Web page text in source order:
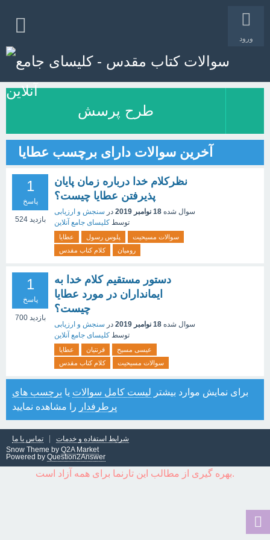
ورود
طرح پرسش
آخرین سوالات دارای برچسب عطایا
1
پاسخ
524 بازدید
نظرکلام خدا درباره زمان پایان
پذیرفتن عطایا چیست؟
سوال شده 18 نوامبر 2019 در سنجش و ارزیابی
توسط کلیسای جامع آنلاین
عطایا پلوس رسول
سوالات مسیحیت
کلام کتاب مقدس
رومیان
1
پاسخ
700 بازدید
دستور مستقیم کلام خدا به
ایمانداران در مورد عطایا
چیست؟
سوال شده 18 نوامبر 2019 در سنجش و ارزیابی
توسط کلیسای جامع آنلاین
عطایا قرنتیان
عیسی مسیح
کلام کتاب مقدس
سوالات مسیحیت
برای نمایش موارد بیشتر لیست کامل سوالات یا برچسب های
پرطرفدار را مشاهده نمایید
تماس با ما
شرایط استفاده و خدمات
Snow Theme by Q2A Market
Powered by Question2Answer
بهره گیری از مطالب این تارنما برای همه آزاد است.